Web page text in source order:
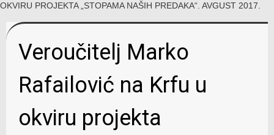
OKVIRU PROJEKTA „STOPAMA NAŠIH PREDAKA“. AVGUST 2017.
Veroučitelj Marko
Rafailović na Krfu u
okviru projekta